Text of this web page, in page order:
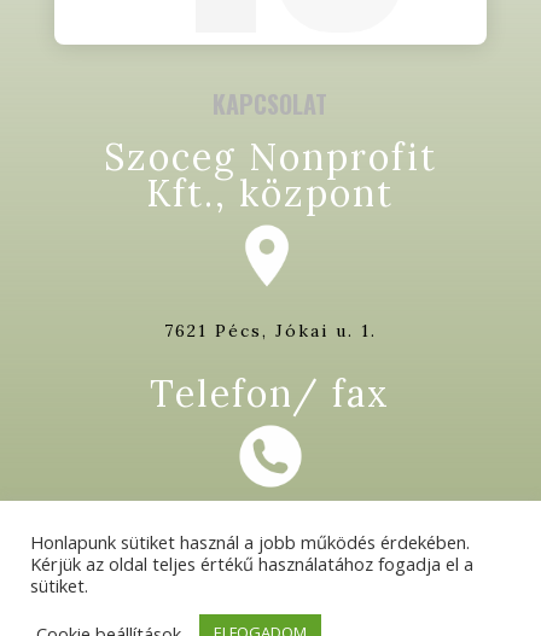
KAPCSOLAT
Szoceg Nonprofit
Kft., központ
7621 Pécs, Jókai u. 1.
Telefon/ fax
+36 72 513 813
+36 72 513 815
Honlapunk sütiket használ a jobb működés érdekében.
Kérjük az oldal teljes értékű használatához fogadja el a
sütiket.